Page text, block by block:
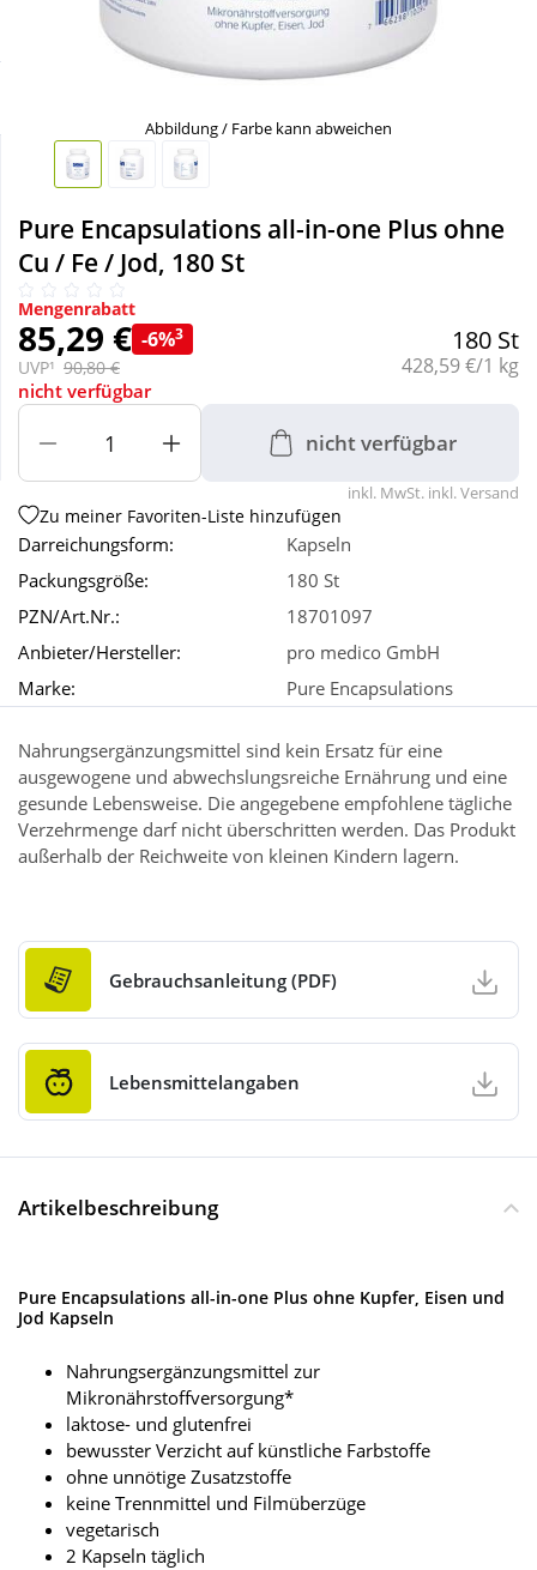
Mutter & Kind
Natur & Homöopathie
Sanitätshaus
Sport & Fitness
Tierbedarf
Abbildung / Farbe kann abweichen
Pure Encapsulations all-in-one Plus ohne
Cu / Fe / Jod, 180 St
Mengenrabatt
85,29 € -6%3
UVP¹ 90,80 €
180 St
Grundpreis:
428,59 €/1 kg
nicht verfügbar
nicht verfügbar
inkl. MwSt. inkl. Versand
Zu meiner Favoriten-Liste hinzufügen
Darreichungsform:
Kapseln
Packungsgröße:
180 St
PZN/Art.Nr.:
18701097
Anbieter/Hersteller:
pro medico GmbH
Marke:
Pure Encapsulations
Nahrungsergänzungsmittel sind kein Ersatz für eine
ausgewogene und abwechslungsreiche Ernährung und eine
gesunde Lebensweise. Die angegebene empfohlene tägliche
Verzehrmenge darf nicht überschritten werden. Das Produkt
außerhalb der Reichweite von kleinen Kindern lagern.
Gebrauchsanleitung (PDF)
Lebensmittelangaben
Artikelbeschreibung
Pure Encapsulations all-in-one Plus ohne Kupfer, Eisen und
Jod Kapseln
Nahrungsergänzungsmittel zur
Mikronährstoffversorgung*
laktose- und glutenfrei
bewusster Verzicht auf künstliche Farbstoffe
ohne unnötige Zusatzstoffe
keine Trennmittel und Filmüberzüge
vegetarisch
2 Kapseln täglich